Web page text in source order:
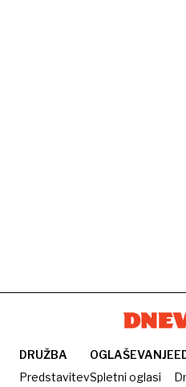
DRUŽBA
Predstavitev
OGLAŠEVANJE
Spletni oglasi